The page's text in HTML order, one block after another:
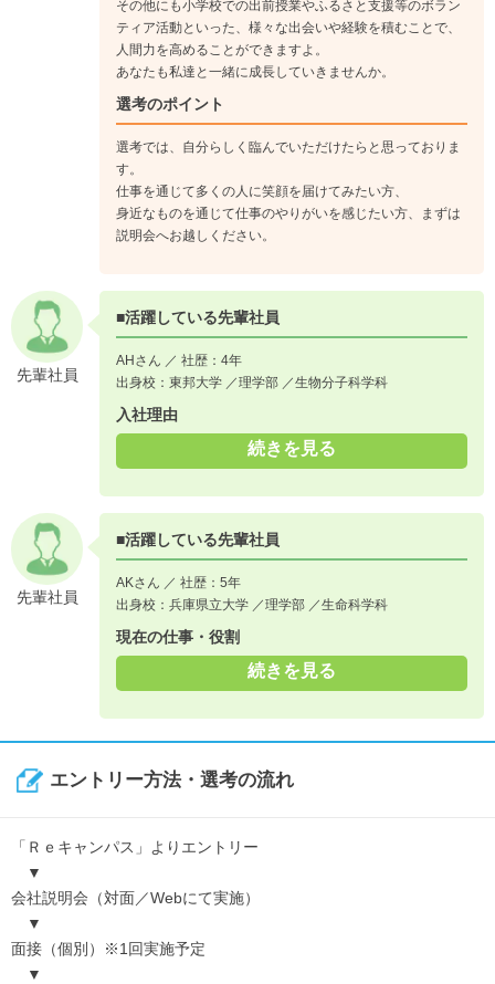
その他にも小学校での出前授業やふるさと支援等のボラン
ティア活動といった、様々な出会いや経験を積むことで、
人間力を高めることができますよ。
あなたも私達と一緒に成長していきませんか。
選考のポイント
選考では、自分らしく臨んでいただけたらと思っておりま
す。
仕事を通じて多くの人に笑顔を届けてみたい方、
身近なものを通じて仕事のやりがいを感じたい方、まずは
説明会へお越しください。
先輩社員
■活躍している先輩社員
AHさん ／ 社歴：4年
出身校：東邦大学 ／理学部 ／生物分子科学科
入社理由
続きを見る
先輩社員
■活躍している先輩社員
AKさん ／ 社歴：5年
出身校：兵庫県立大学 ／理学部 ／生命科学科
現在の仕事・役割
続きを見る
エントリー方法・選考の流れ
「Ｒｅキャンパス」よりエントリー
▼
会社説明会（対面／Webにて実施）
▼
面接（個別）※1回実施予定
▼